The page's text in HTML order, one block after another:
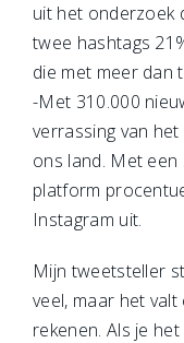
uit het onderzoek
twee hashtags
die met meer dan
-Met 310.000
verrassing van
ons land. Met
platform
Instagram uit.
Mijn tweetsteller
veel, maar het
rekenen. Als je